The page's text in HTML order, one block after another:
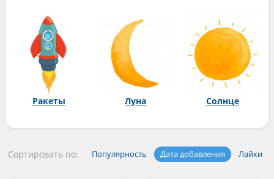
Ракеты Луна Солнце
Сортировать по: Популярность Дата добавления Лайки